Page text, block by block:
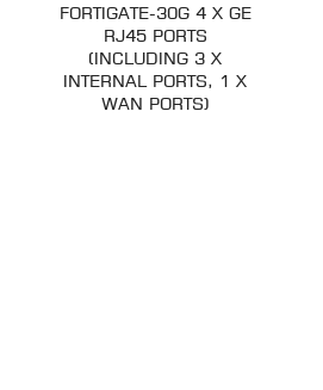
FORTIGATE-30G 4 X GE
RJ45 PORTS
(INCLUDING 3 X
INTERNAL PORTS, 1 X
WAN PORTS)